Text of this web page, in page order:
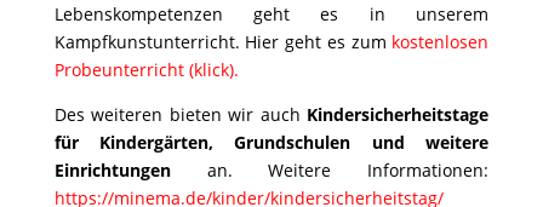
Lebenskompetenzen geht es in unserem
Kampfkunstunterricht. Hier geht es zum kostenlosen
Probeunterricht (klick).
Des weiteren bieten wir auch Kindersicherheitstage
für Kindergärten, Grundschulen und weitere
Einrichtungenan. Weitere Informationen:
https://minema.de/kinder/kindersicherheitstag/